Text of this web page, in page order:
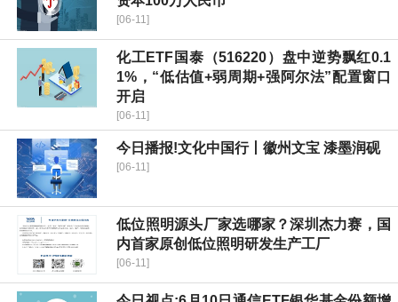
[06-11]
化工ETF国泰（516220）盘中逆势飘红0.1
1%，“低估值+弱周期+强阿尔法”配置窗口
开启
[06-11]
今日播报!文化中国行丨徽州文宝 漆墨润砚
[06-11]
低位照明源头厂家选哪家？深圳杰力赛，国
内首家原创低位照明研发生产工厂
[06-11]